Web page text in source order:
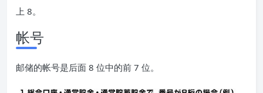
上 8。
帐号
邮储的帐号是后面 8 位中的前 7 位。